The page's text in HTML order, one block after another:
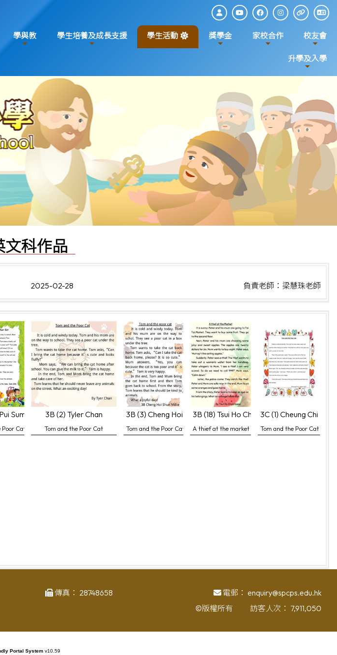
學與教 學生培養及成長支援 學生活動 獎學金 家校合作 校友會
升學及入學
文科作品
2025-02-28 負責老師：梁慧珠老師
Sum, Sam
Cat
3B (2) Tyler Chan
Tom and the Poor Cat
3B (3) Cheng Hoi Shun, Millie
Tom and the Poor Cat
3B (18) Tsui Ho Chun, Isaac
A thief at the market
3C (1) Cheung Chi Yi,
Tom and the Poor Cat
傳真： 28748658 電郵： enquiry@spcps.edu.hk
©版權所有 訪客人次： 7,911,050
Portal System v10.59